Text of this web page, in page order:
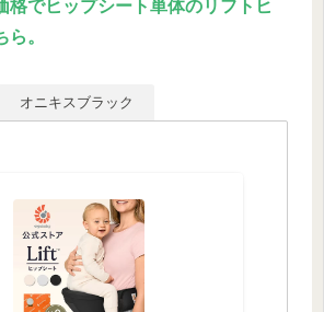
格でヒップシート単体のリフトヒ
。
オニキスブラック